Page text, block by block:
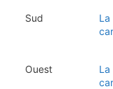
Sud
La
Ouest
La